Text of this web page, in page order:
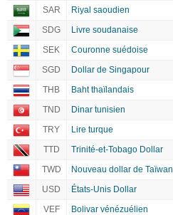
SAR
Riyal saoudien
SDG
Livre soudanaise
SEK
Couronne suédoise
SGD
Dollar de Singapour
THB
Baht thaïlandais
TND
Dinar tunisien
TRY
Lire turque
TTD
Trinité-et-Tobago Dollar
TWD
Nouveau dollar de Taïwan
USD
États-Unis Dollar
VEF
Bolivar vénézuélien